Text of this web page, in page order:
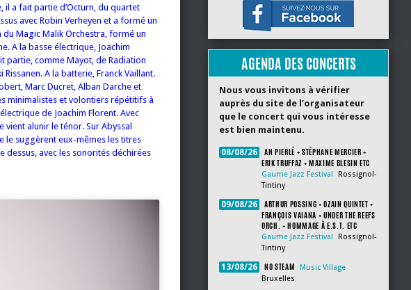
il a fait partie d’Octurn, du quartet
avec Robin Verheyen et a formé un
du Magic Malik Orchestra, formé un
A la basse électrique, Joachim
partie, comme Mayot, de Radiation
Rissanen. A la batterie, Franck Vaillant.
Marc Ducret, Alban Darche et
minimalistes et volontiers répétitifs à
de Joachim Florent.Avec
alunir le ténor. Sur Abyssal
le suggèrent eux-mêmes les titres
dessus, avec les sonorités déchirées
AGENDA DES CONCERTS
Nous vous invitons à vérifier
auprès du site de l’organisateur
que le concert qui vous intéresse
est bien maintenu.
08/08/26
AN PIERLÉ + STÉPHANE MERCIER +
ERIK TRUFFAZ + MAXIME BLESIN ETC
Gaume Jazz Festival
Rossignol-
Tintiny
09/08/26
ARTHUR POSSING + OZAIN QUINTET +
FRANÇOIS VAIANA + UNDER THE REEFS
ORCH. + HOMMAGE À E.S.T. ETC
Gaume Jazz Festival
Rossignol-
Tintiny
13/08/26 NO STEAM
Music Village
Bruxelles